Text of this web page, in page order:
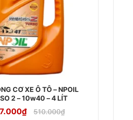
CƠ XE Ô TÔ – NPOIL
RESSO 2 – 10w40 – 4 LÍT
510.000₫
Giá
gốc
₫Giá
hiện